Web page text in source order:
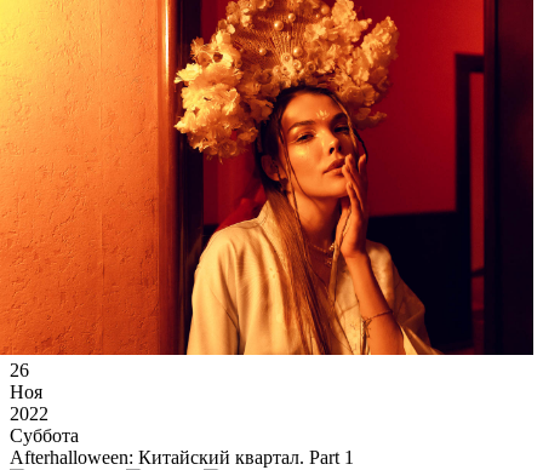
26
Ноя
2022
Суббота
Afterhalloween: Китайский квартал. Part 1